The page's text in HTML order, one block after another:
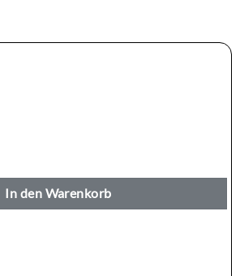
In den Warenkorb